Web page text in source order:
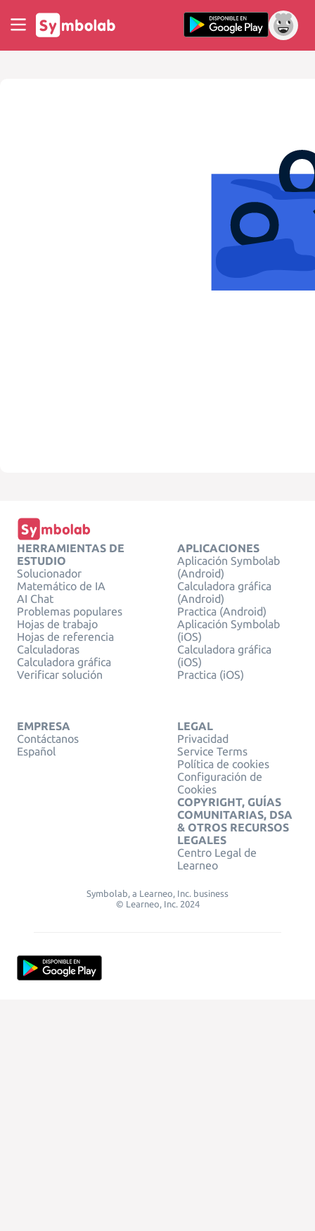
HERRAMIENTAS DE
ESTUDIO
Solucionador
Matemático de IA
AI Chat
Problemas populares
Hojas de trabajo
Hojas de referencia
Calculadoras
Calculadora gráfica
Verificar solución
APLICACIONES
Aplicación Symbolab
(Android)
Calculadora gráfica
(Android)
Practica (Android)
Aplicación Symbolab
(iOS)
Calculadora gráfica
(iOS)
Practica (iOS)
EMPRESA
Contáctanos
Español
LEGAL
Privacidad
Service Terms
Política de cookies
Configuración de
Cookies
COPYRIGHT, GUÍAS
COMUNITARIAS, DSA
& OTROS RECURSOS
LEGALES
Centro Legal de
Learneo
Symbolab, a Learneo, Inc. business
© Learneo, Inc. 2024